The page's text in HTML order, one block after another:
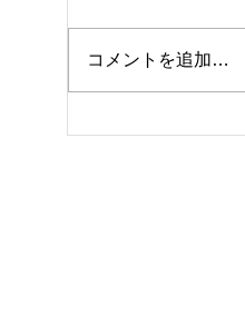
休館日のお知らせ
コメントを追加…